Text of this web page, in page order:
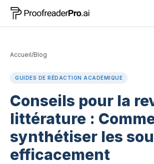
Accueil/Blog
GUIDES DE RÉDACTION ACADÉMIQUE
Conseils pour la
littérature :
synthétiser les
efficacement